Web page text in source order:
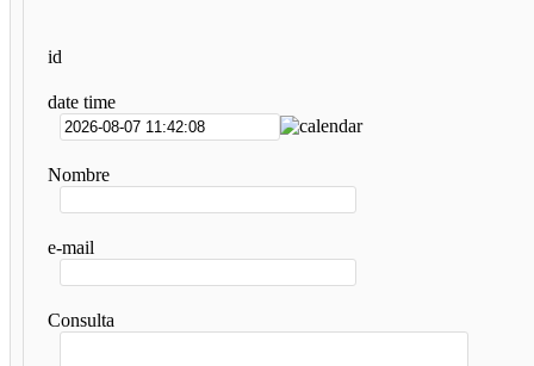
id
date time
Nombre
e-mail
Consulta